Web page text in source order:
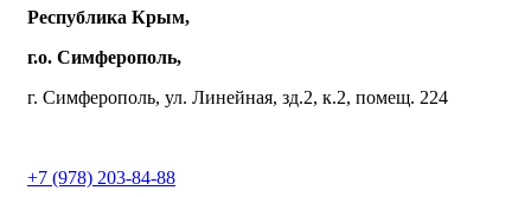
Республика Крым,
г.о. Симферополь,
г. Симферополь, ул. Линейная, зд.2, к.2, помещ. 224
+7 (978) 203-84-88